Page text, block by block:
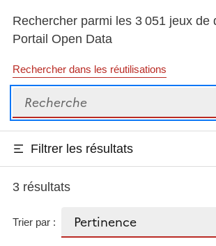
Rechercher parmi les 3 051 jeux de
Portail Open Data
Rechercher dans les réutilisations
Recherche
Filtrer les résultats
3 résultats
Trier par :